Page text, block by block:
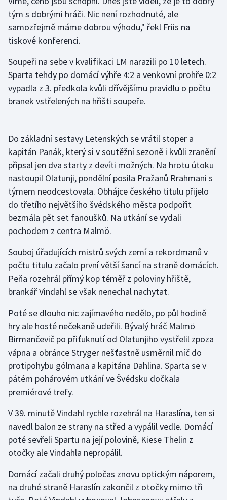
Moderní pětiboj
Motorsport
Olympijské hry
Parasport
Plážový volejbal
Ragby
Rychlobruslení
Rychlostní kanoistika
Short track
Sportovní střelba
Stolní tenis
Veslování
Vodní slalom
Volejbal
tým s dobrými hráči. Nic není rozhodnuté, ale
samozřejmě máme dobrou výhodu," řekl Friis na
tiskové konferenci.
Soupeři na sebe v kvalifikaci LM narazili po 10 letech.
Sparta tehdy po domácí výhře 4:2 a venkovní prohře 0:2
vypadla z 3. předkola kvůli dřívějšímu pravidlu o počtu
branek vstřelených na hřišti soupeře.
Do základní sestavy Letenských se vrátil stoper a
kapitán Panák, který si v soutěžní sezoně i kvůli zranění
připsal jen dva starty z devíti možných. Na hrotu útoku
nastoupil Olatunji, pondělní posila Pražanů Rrahmani s
týmem neodcestovala. Obhájce českého titulu přijelo
do třetího největšího švédského města podpořit
bezmála pět set fanoušků. Na utkání se vydali
pochodem z centra Malmö.
Souboj úřadujících mistrů svých zemí a rekordmanů v
počtu titulu začalo první větší šancí na straně domácích.
Peňa rozehrál přímý kop téměř z poloviny hřiště,
brankář Vindahl se však nenechal nachytat.
Poté se dlouho nic zajímavého nedělo, po půl hodině
hry ale hosté nečekaně udeřili. Bývalý hráč Malmö
Birmančevič po přiťuknutí od Olatunjiho vystřelil zpoza
vápna a obránce Stryger nešťastně usměrnil míč do
protipohybu gólmana a kapitána Dahlina. Sparta se v
pátém pohárovém utkání ve Švédsku dočkala
premiérové trefy.
V 39. minutě Vindahl rychle rozehrál na Haraslína, ten si
navedl balon ze strany na střed a vypálil vedle. Domácí
poté sevřeli Spartu na její polovině, Kiese Thelin z
otočky ale Vindahla nepropálil.
Domácí začali druhý poločas znovu optickým náporem,
na druhé straně Haraslín zakončil z otočky mimo tři